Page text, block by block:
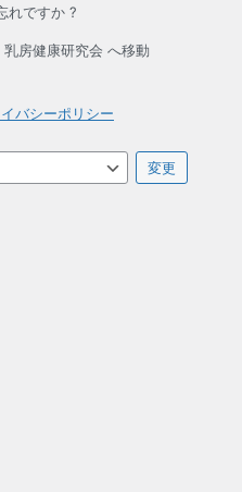
れですか ?
房健康研究会 へ移動
バシーポリシー